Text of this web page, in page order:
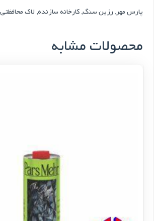
پارس مهر, رزین سنگ,کارخانه سازنده, لاک محافظتی
محصولات مشابه